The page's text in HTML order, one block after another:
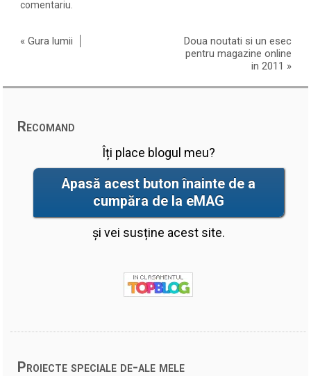
comentariu.
«Gura lumii
Doua noutati si un esec
pentru magazine online
in 2011 »
Recomand
Îți place blogul meu?
Apasă acest buton înainte de a
cumpăra de la eMAG
și vei susține acest site.
Proiecte speciale de-ale mele